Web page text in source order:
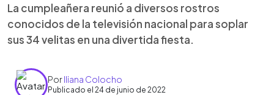
La cumpleañera reunió a diversos rostros
conocidos de la televisión nacional para soplar
sus 34 velitas en una divertida fiesta.
PorIliana Colocho
Publicado el 24 de junio de 2022